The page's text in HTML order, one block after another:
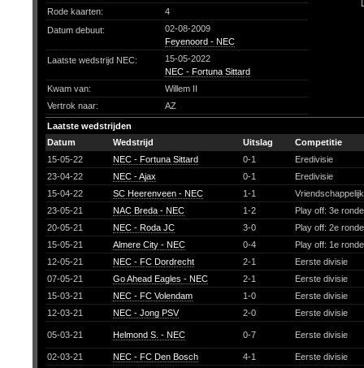
Rode kaarten:
4
Datum debuut:
02-08-2009
Feyenoord - NEC
Laatste wedstrijd NEC:
15-05-2022
NEC - Fortuna Sittard
Kwam van:
Willem II
Vertrok naar:
AZ
Laatste wedstrijden
Datum
Wedstrijd Uitslag
Competitie
15-05-22
NEC - Fortuna Sittard 0-1
Eredivisie
23-04-22
NEC - Ajax 0-1
Eredivisie
15-04-22
SC Heerenveen - NEC 1-1
23-05-21
NAC Breda - NEC 1-2
Play off: 3e
20-05-21
NEC - Roda JC 3-0
Play off: 2e
15-05-21
Almere City - NEC 0-4
Play off: 1e
12-05-21
NEC - FC Dordrecht 2-1
Eerste divisie
07-05-21
Go Ahead Eagles - NEC 2-1
Eerste divisie
15-03-21
NEC - FC Volendam 1-0
Eerste divisie
12-03-21
NEC - Jong PSV 2-0 Eerste divisie
05-03-21 Helmond S. - NEC 0-7 Eerste divisie
02-03-21 NEC - FC Den Bosch 4-1
Eerste divisie